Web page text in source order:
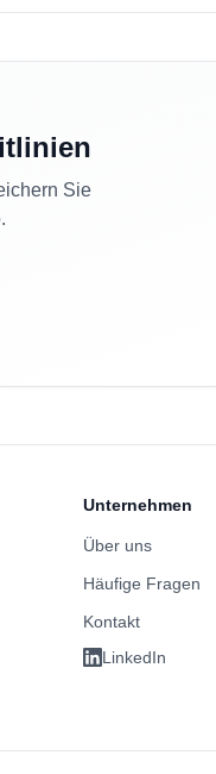
Sie
Unternehmen
Über uns
Häufige Fragen
Kontakt
LinkedIn